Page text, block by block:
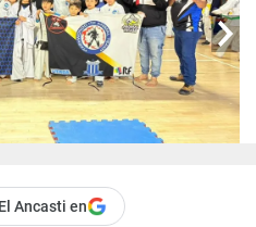
Ancasti en